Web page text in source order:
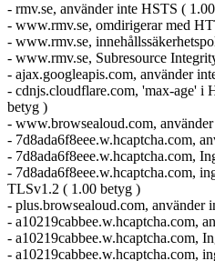
- rmv.se, använder inte HSTS (
- www.rmv.se, omdirigerar med
- www.rmv.se,
- www.rmv.se, Subresource
- ajax.googleapis.com, använder
- cdnjs.cloudflare.com, 'max-age' i
betyg )
- www.browsealoud.com,
- 7d8ada6f8eee.w.hcaptcha.com,
- 7d8ada6f8eee.w.hcaptcha.com,
- 7d8ada6f8eee.w.hcaptcha.com,
TLSv1.2 ( 1.00 betyg )
- plus.browsealoud.com, använder
- a10219cabbee.w.hcaptcha.com,
- a10219cabbee.w.hcaptcha.com,
- a10219cabbee.w.hcaptcha.com,